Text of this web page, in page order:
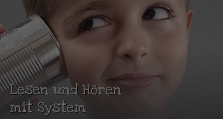
Lesen und Hören
mit System